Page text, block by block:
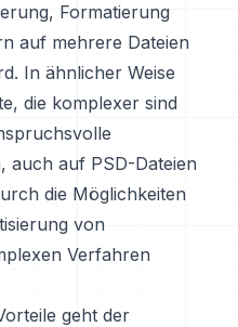
Formatierung
auf mehrere Dateien
In ähnlicher Weise
die komplexer sind
auch auf PSD-Dateien
die Möglichkeiten
von
Verfahren
geht der